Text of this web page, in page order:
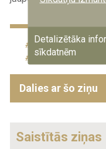
72 stundas
Zemessardze
Dalies ar šo ziņu
Saistītās ziņas
Detalizētāka
sīkdatnēm